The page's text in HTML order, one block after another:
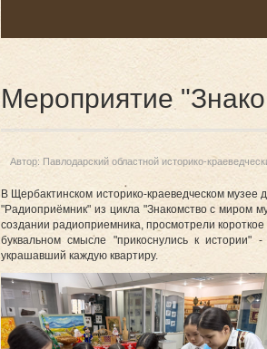
Мероприятие
Автор: Павлодарский областной историко-
В Щербактинском историко-краеведческом
"Радиоприёмник" из цикла "Знакомство с миром
создании радиоприемника, просмотрели
буквальном смысле "прикоснулись к
украшавший каждую квартиру.